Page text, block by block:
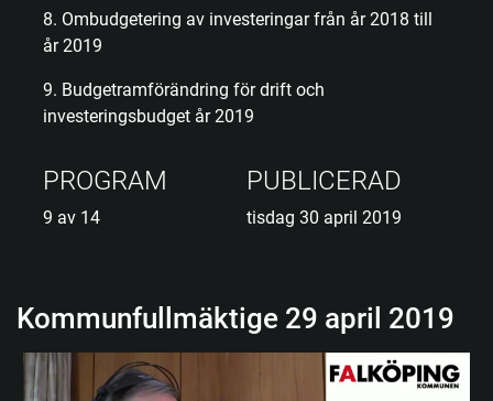
8. Ombudgetering av investeringar från år 2018 till
år 2019
9. Budgetramförändring för drift och
investeringsbudget år 2019
PROGRAM
9 av 14
PUBLICERAD
tisdag 30 april 2019
Kommunfullmäktige 29 april 2019